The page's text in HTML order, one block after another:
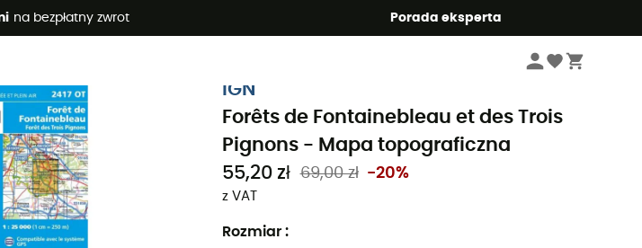
na bezpłatny zwrot Porada eksperta
przy zakupie 2 produktów*, kod Summer5
IGN
Forêts de Fontainebleau et des Trois
Pignons - Mapa topograficzna
55,20 zł 69,00 zł -20%
z VAT
Rozmiar :